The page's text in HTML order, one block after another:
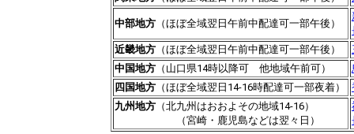
中部地方 （ほぼ全域翌日午前中配達可一部午後）
近畿地方 （ほぼ全域翌日午前中配達可一部午後）
中国地方 （山口県14時以降可 他地域午前可）
四国地方 （ほぼ全域翌日14-16時配達可一部夜着）
九州地方 （北九州はおおよその地域14-16）
（宮崎・鹿児島などは翌々日）